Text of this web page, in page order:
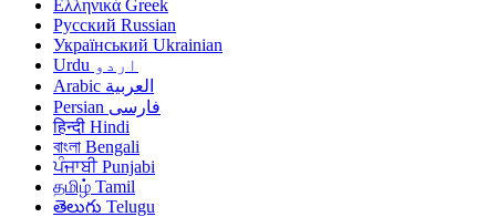
Ελληνικά Greek
Русский Russian
Український Ukrainian
اردو Urdu
العربية Arabic
فارسی Persian
हिन्दी Hindi
বাংলা Bengali
ਪੰਜਾਬੀ Punjabi
தமிழ் Tamil
తెలుగు Telugu